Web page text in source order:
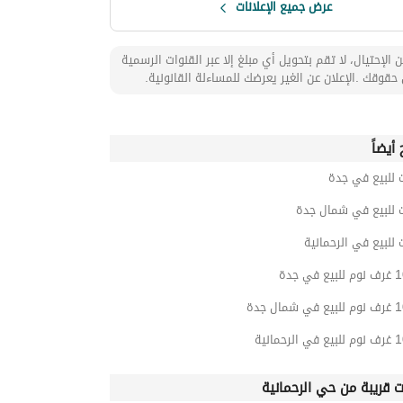
عرض جميع الإعلانات
الإحتيال، لا تقم بتحويل أي مبلغ إلا عبر القنوات الرسمية
.الإعلان عن الغير يعرضك للمساءلة القانونية.
للبيع في جدة
للبيع في شمال جدة
للبيع في الرحمانية
قريبة من حي الرحمانية